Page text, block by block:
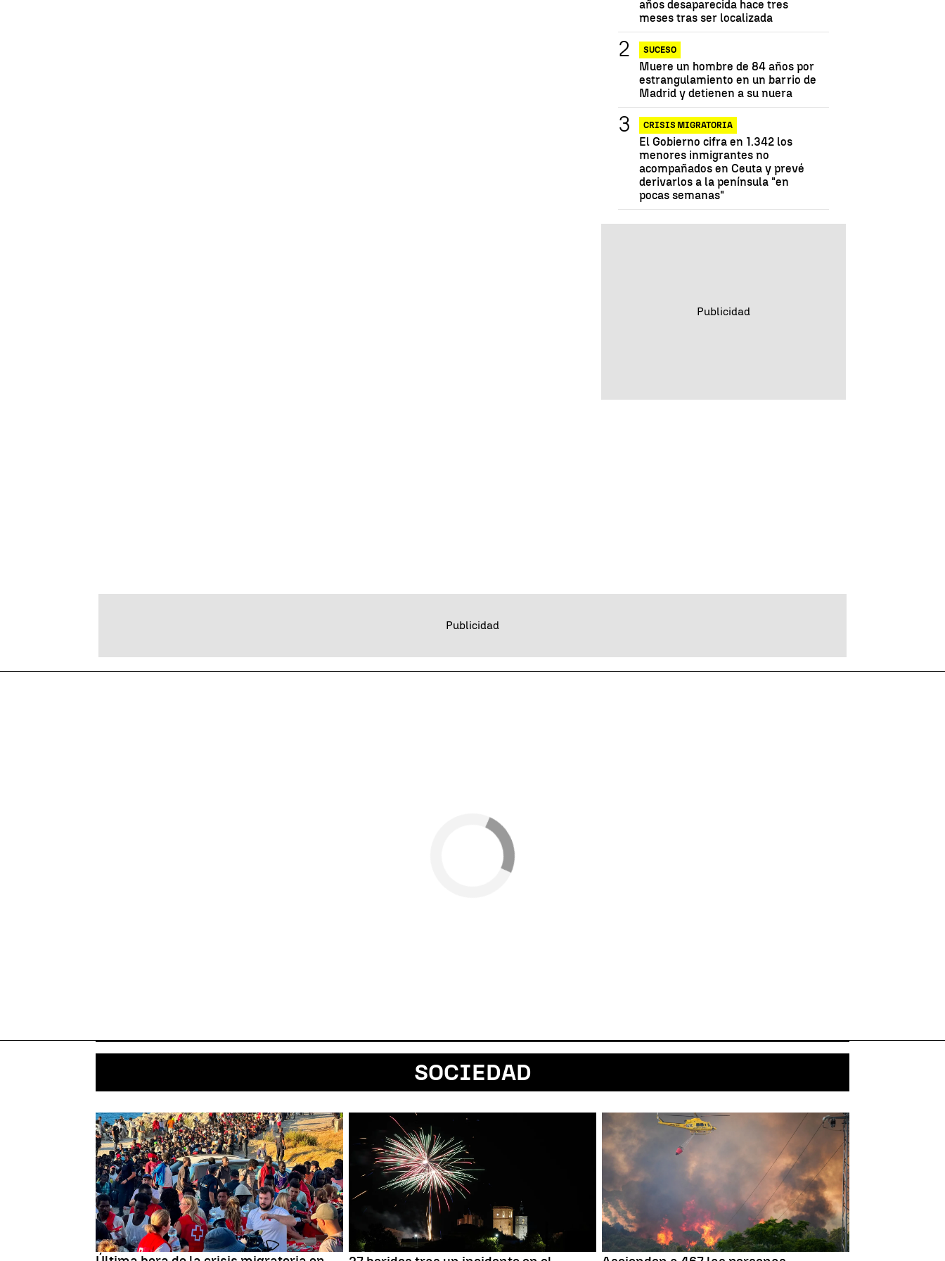
años desaparecida hace tres
meses tras ser localizada
SUCESO
Muere un hombre de 84 años por
estrangulamiento en un barrio de
Madrid y detienen a su nuera
CRISIS MIGRATORIA
El Gobierno cifra en 1.342 los
menores inmigrantes no
acompañados en Ceuta y prevé
derivarlos a la península "en
pocas semanas"
SOCIEDAD